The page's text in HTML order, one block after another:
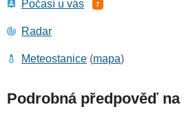
Počasí u vás 7
Radar
Meteostanice (mapa)
Podrobná předpověď na